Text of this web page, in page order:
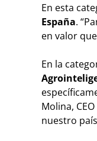
En esta
España.
en valor
En la
Molina,
nuestro